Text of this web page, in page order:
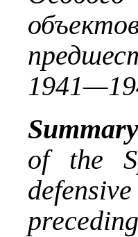
Summary
of the